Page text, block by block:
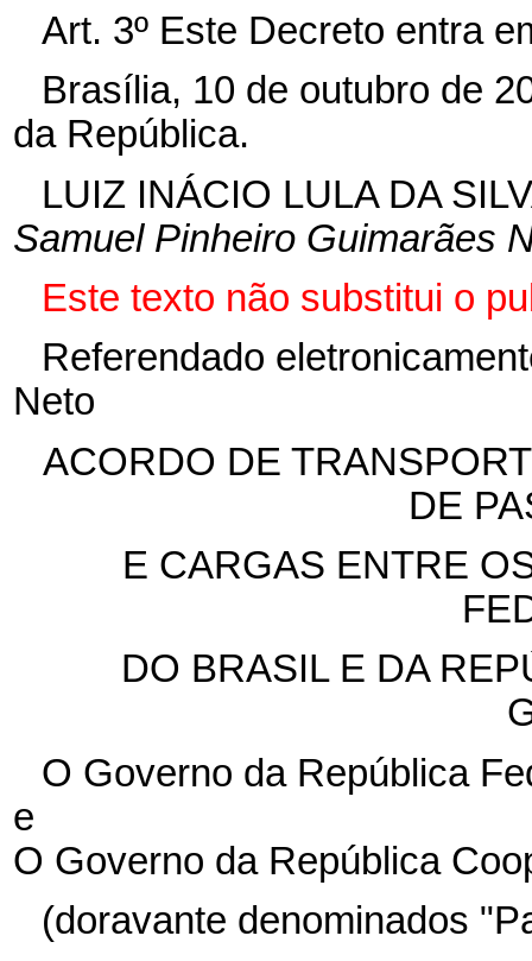
Art. 3º Este Decreto entra
Brasília, 10 de outubro de
da República.
LUIZ INÁCIO LULA DA
Samuel Pinheiro Guimarães
Este texto não substitui o
Referendado
Neto
ACORDO DE
DE
E CARGAS ENTRE
DO BRASIL E DA
O Governo da República
e
O Governo da República
(doravante denominados